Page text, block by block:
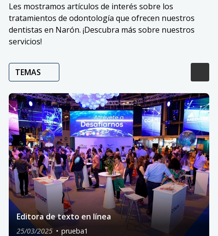
Les mostramos artículos de interés sobre los
tratamientos de odontología que ofrecen nuestros
dentistas en Narón. ¡Descubra más sobre nuestros
servicios!
TEMAS
Editora de texto en línea
25/03/2025 prueba1